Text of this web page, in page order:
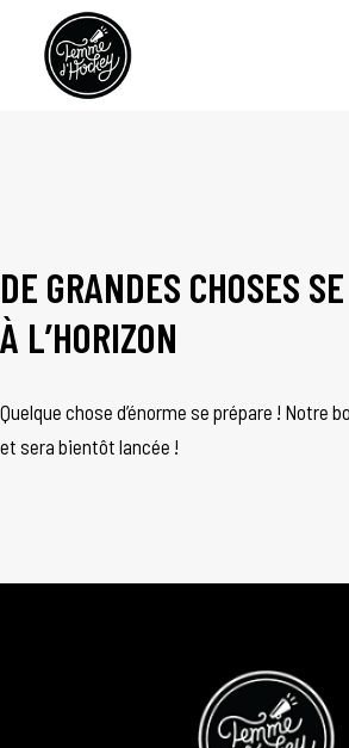
BALADO – LA CERISE SUR LE
CHRONIQUES
NOUS JOINDRE
DE GRANDES CHOSES
À L’HORIZON
Quelque chose d’énorme se prépare ! Notre
et sera bientôt lancée !